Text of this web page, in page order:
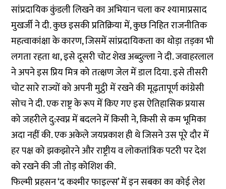
सांप्रदायिक कुंडली लिखने का अभियान चला कर श्यामाप्रसाद
मुखर्जी ने दी. कुछ इसकी प्रतिक्रिया में, कुछ निहित राजनीतिक
महत्वाकांक्षा के कारण, जिसमें सांप्रदायिकता का थोड़ा तड़का भी
लगता रहता था, इसे दूसरी चोट शेख अब्दुल्ला ने दी. जवाहरलाल
ने अपने इस प्रिय मित्र को तत्क्षण जेल में डाल दिया. इसे तीसरी
चोट सारे राज्यों को अपनी मुट्ठी में रखने की मूढ़तापूर्ण कांग्रेसी
सोच ने दी. एक राष्ट्र के रूप में किए गए इस ऐतिहासिक प्रयास
को जहरीले दु:स्वप्न में बदलने में किसी ने, किसी से कम भूमिका
अदा नहीं की. एक अकेले जयप्रकाश ही थे जिसने उस पूरे दौर में
हर पक्ष को झकझोरने और राष्ट्रीय व लोकतांत्रिक पटरी पर देश
को रखने की जी तोड़ कोशिश की.
फिल्मी प्रहसन ‘द कश्मीर फाइल्स’ में इन सबका का कोई लेश